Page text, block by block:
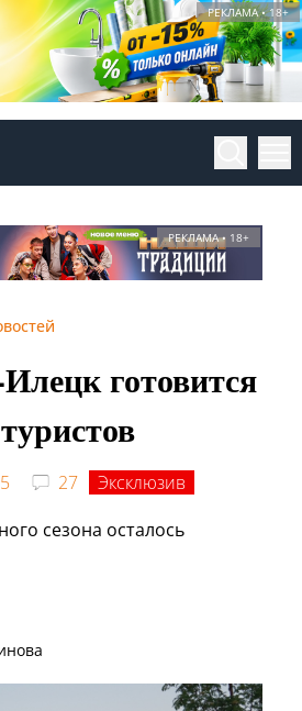
РЕКЛАМА • 18+
РЕКЛАМА • 18+
готовится
27
Эксклюзив
сезона осталось